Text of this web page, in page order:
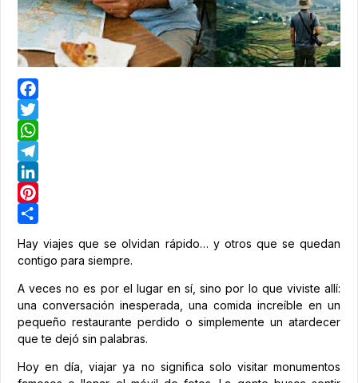
Facebook
Twitter
WhatsApp
Telegram
LinkedIn
Pinterest
Hay viajes que se olvidan rápido… y otros que se quedan
contigo para siempre.
A veces no es por el lugar en sí, sino por lo que viviste allí:
una conversación inesperada, una comida increíble en un
pequeño restaurante perdido o simplemente un atardecer
que te dejó sin palabras.
Hoy en día, viajar ya no significa solo visitar monumentos